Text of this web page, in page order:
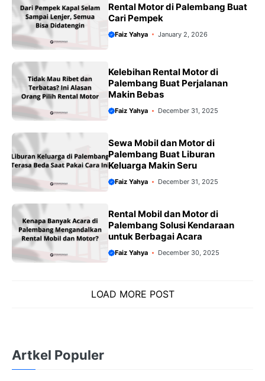
Rental Motor di Palembang Buat
Cari Pempek
Faiz Yahya January 2, 2026
Kelebihan Rental Motor di
Palembang Buat Perjalanan
Makin Bebas
Faiz Yahya December 31, 2025
Sewa Mobil dan Motor di
Palembang Buat Liburan
Keluarga Makin Seru
Faiz Yahya December 31, 2025
Rental Mobil dan Motor di
Palembang Solusi Kendaraan
untuk Berbagai Acara
Faiz Yahya December 30, 2025
LOAD MORE POST
Artkel Populer